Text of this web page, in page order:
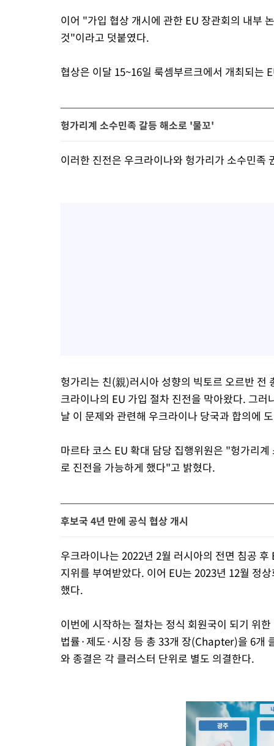
이어 "가입 협상 개시에 관한 EU 장관회의 내부
것"이라고 덧붙였다.
협상은 이달 15~16일 룩셈부르크에서 개최되는
헝가리계 소수민족 갈등 해소로 '물꼬'
이러한 진전은 우크라이나와 헝가리가 소수민족
헝가리는 친(親)러시아 성향의 빅토르 오르반 전
크라이나의 EU 가입 절차 진전을 막아왔다. 그
날 이 문제와 관련해 우크라이나 당국과 합의에
마르타 코스 EU 확대 담당 집행위원은 "헝가리
로 진전을 가능하게 했다"고 밝혔다.
후보국 4년 만에 공식 협상 개시
우크라이나는 2022년 2월 러시아의 전면 침공
지위를 부여받았다. 이어 EU는 2023년 12월 정
했다.
이번에 시작하는 절차는 정식 회원국이 되기 위
법률·제도·시장 등 총 33개 장(Chapter)을 6개
와 종결은 각 클러스터 단위로 별도 의결한다.